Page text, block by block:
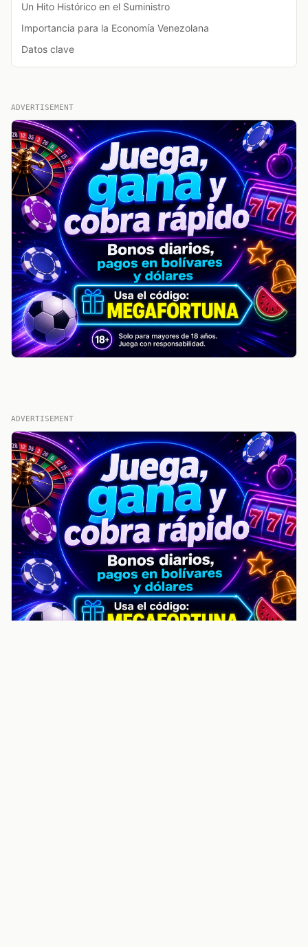
Un Hito Histórico en el Suministro
Importancia para la Economía Venezolana
Datos clave
ADVERTISEMENT
ADVERTISEMENT